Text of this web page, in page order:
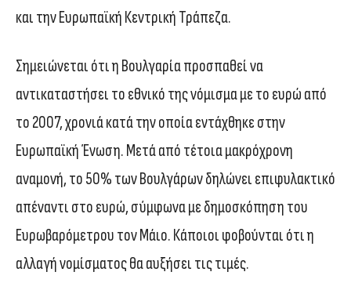
και την Ευρωπαϊκή Κεντρική Τράπεζα.
Σημειώνεται ότι η Βουλγαρία προσπαθεί να
αντικαταστήσει το εθνικό της νόμισμα με το ευρώ από
το 2007, χρονιά κατά την οποία εντάχθηκε στην
Ευρωπαϊκή Ένωση. Μετά από τέτοια μακρόχρονη
αναμονή, το 50% των Βουλγάρων δηλώνει επιφυλακτικό
απέναντι στο ευρώ, σύμφωνα με δημοσκόπηση του
Ευρωβαρόμετρου τον Μάιο. Κάποιοι φοβούνται ότι η
αλλαγή νομίσματος θα αυξήσει τις τιμές.